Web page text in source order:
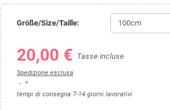
Größe/Size/Taille:
20,00 € Tasse incluse
Spedizione esclusa
*
tempi di consegna 7-14 giorni lavorativi